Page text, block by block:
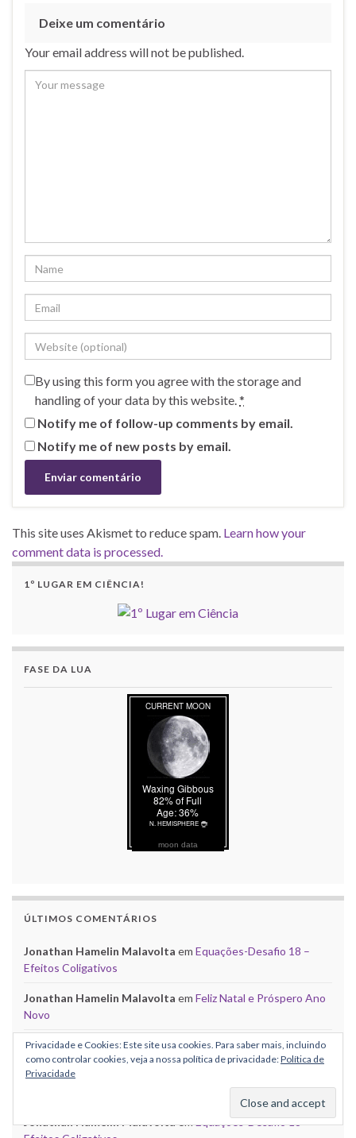
Deixe um comentário
Your email address will not be published.
By using this form you agree with the storage and
handling of your data by this website.*
Notify me of follow-up comments by email.
Notify me of new posts by email.
This site uses Akismet to reduce spam. Learn how your
comment data is processed.
1º LUGAR EM CIÊNCIA!
FASE DA LUA
moon data
ÚLTIMOS COMENTÁRIOS
Jonathan Hamelin Malavolta em Equações-Desafio 18 –
Efeitos Coligativos
Jonathan Hamelin Malavolta em Feliz Natal e Próspero Ano
Novo
José CavalcantiemEquações-Desafio 18 – Efeitos
Coligativos
Equações-Desafio 18 – Efeitos Coligativos
Jonathan Hamelin MalavoltaemEquações-Desafio 18 –
Privacidade e Cookies: Este site usa cookies. Para saber mais, incluindo
como controlar cookies, veja a nossa política de privacidade:Política de
Privacidade